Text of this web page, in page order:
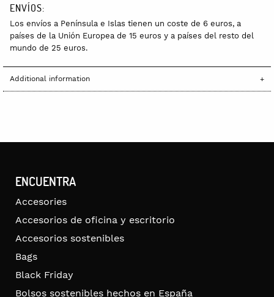
ENVÍOS:
Los envíos a Península e Islas tienen un coste de 6 euros, a
países de la Unión Europea de 15 euros y a países del resto del
mundo de 25 euros.
Additional information
ENCUENTRA
Accesories
Accesorios de oficina y escritorio
Accesorios sostenibles
Bags
Black Friday
Bolsos sostenibles hechos en España